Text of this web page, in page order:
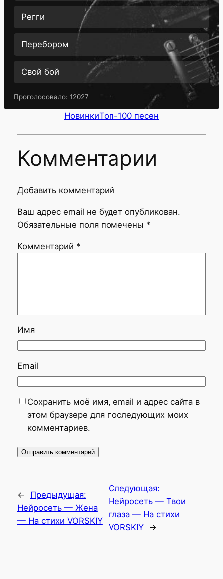
Регги
Перебором
Свой бой
Проголосовало: 12027
НовинкиТоп-100 песен
Комментарии
Добавить комментарий
Ваш адрес email не будет опубликован.
Обязательные поля помечены *
Комментарий *
Имя
Email
Сохранить моё имя, email и адрес сайта в
этом браузере для последующих моих
комментариев.
←
Предыдущая:
Нейросеть — Жена
— На стихи VORSKIY
Следующая:
Нейросеть — Твои
глаза — На стихи
VORSKIY
→